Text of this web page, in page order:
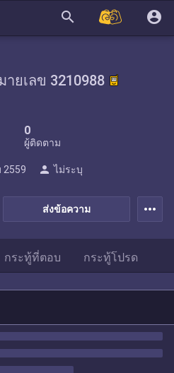
search account_circle
ยเลข 3210988
0
ผู้ติดตาม
ส่งข้อความ
person ไม่ระบุ
more_horiz
กระทู้ที่ตอบ กระทู้โปรด